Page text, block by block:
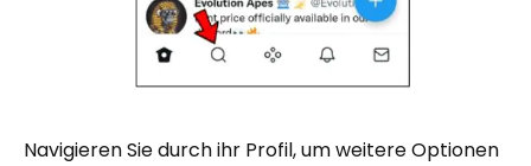
Navigieren Sie durch ihr Profil, um weitere Optionen